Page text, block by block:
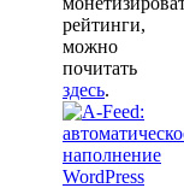
Нет
заголовка
29.10.2025
рейтинги,
можно
почитать
здесь.